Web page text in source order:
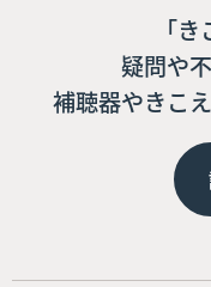
「
疑問や
補聴器やきこ